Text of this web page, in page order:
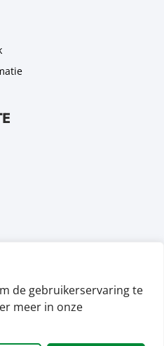
de gebruikerservaring te
meer in onze